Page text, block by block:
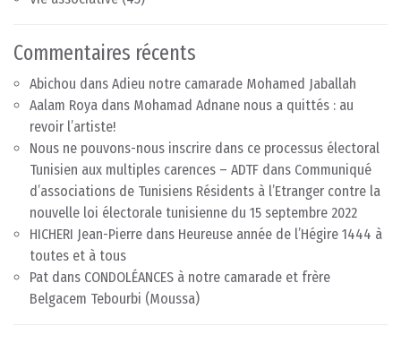
Commentaires récents
Abichou dans Adieu notre camarade Mohamed Jaballah
Aalam Roya dans Mohamad Adnane nous a quittés : au
revoir l’artiste!
Nous ne pouvons-nous inscrire dans ce processus électoral
Tunisien aux multiples carences – ADTF dans Communiqué
d’associations de Tunisiens Résidents à l’Etranger contre la
nouvelle loi électorale tunisienne du 15 septembre 2022
HICHERI Jean-Pierre dans Heureuse année de l’Hégire 1444 à
toutes et à tous
Pat dans CONDOLÉANCES à notre camarade et frère
Belgacem Tebourbi (Moussa)